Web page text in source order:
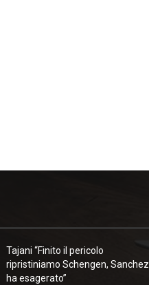
Tajani “Finito il pericolo
ripristiniamo Schengen, Sanchez
ha esagerato”